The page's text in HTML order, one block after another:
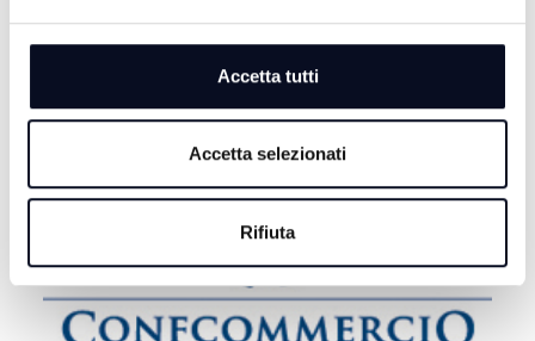
Accetta tutti
Accetta selezionati
Rifiuta